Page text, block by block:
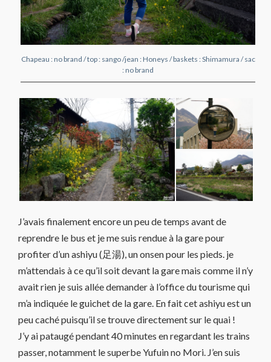
Chapeau : no brand / top : sango /jean : Honeys / baskets : Shimamura / sac
: no brand
J’avais finalement encore un peu de temps avant de
reprendre le bus et je me suis rendue à la gare pour
profiter d’un ashiyu (足湯), un onsen pour les pieds. je
m’attendais à ce qu’il soit devant la gare mais comme il n’y
avait rien je suis allée demander à l’office du tourisme qui
m’a indiquée le guichet de la gare. En fait cet ashiyu est un
peu caché puisqu’il se trouve directement sur le quai !
J’y ai pataugé pendant 40 minutes en regardant les trains
passer, notamment le superbe Yufuin no Mori. J’en suis